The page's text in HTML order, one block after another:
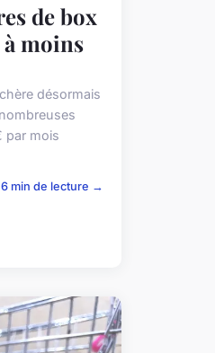
de box
moins
désormais
par mois
6 min de lecture →